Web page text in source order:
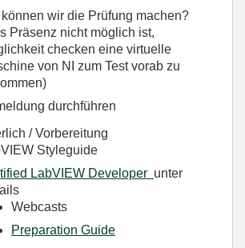
wir die Prüfung machen?
Präsenz nicht möglich ist,
checken eine virtuelle
von NI zum Test vorab zu
durchführen
/ Vorbereitung
Styleguide
LabVIEW Developer unter
Webcasts
Preparation Guide